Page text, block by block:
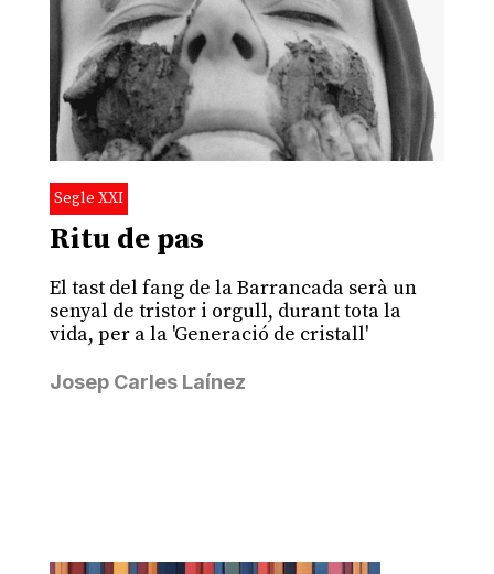
Segle XXI
Ritu de pas
El tast del fang de la Barrancada serà un
senyal de tristor i orgull, durant tota la
vida, per a la 'Generació de cristall'
Josep Carles Laínez